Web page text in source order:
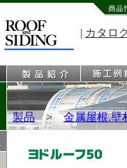
| カタロ
製品 >金属屋根.壁